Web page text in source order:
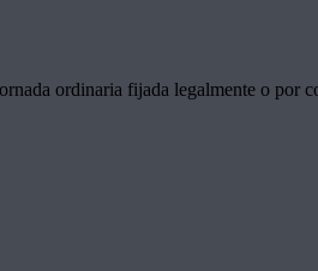
ordinaria fijada legalmente o por